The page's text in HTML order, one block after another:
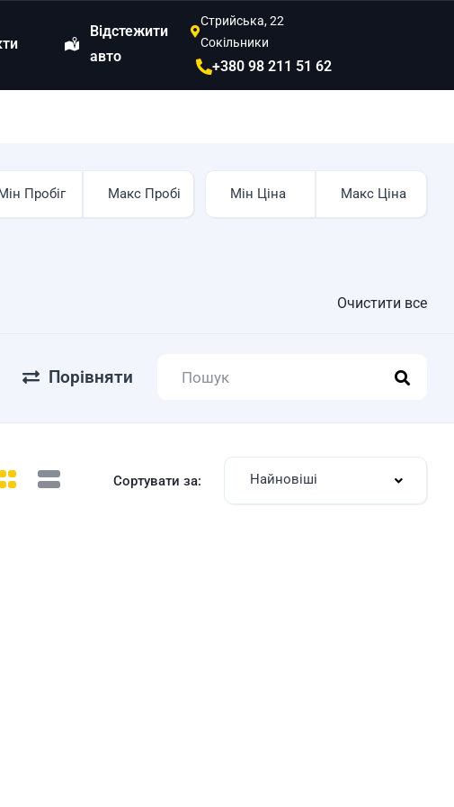
Відстежити
авто
Стрийська, 22
Сокільники
+380 98 211 51 62
Очистити все
Порівняти
Сортувати за: Найновіші